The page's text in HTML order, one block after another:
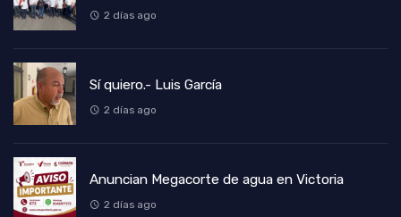
2 días ago
Sí quiero.- Luis García
2 días ago
Anuncian Megacorte de agua en Victoria
2 días ago